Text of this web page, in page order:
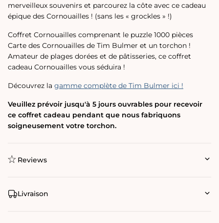
merveilleux souvenirs et parcourez la côte avec ce cadeau
épique des Cornouailles ! (sans les « grockles » !)
Coffret Cornouailles comprenant le puzzle 1000 pièces
Carte des Cornouailles de Tim Bulmer et un torchon !
Amateur de plages dorées et de pâtisseries, ce coffret
cadeau Cornouailles vous séduira !
Découvrez la gamme complète de Tim Bulmer ici !
Veuillez prévoir jusqu'à 5 jours ouvrables pour recevoir
ce coffret cadeau pendant que nous fabriquons
soigneusement votre torchon.
Reviews
Livraison